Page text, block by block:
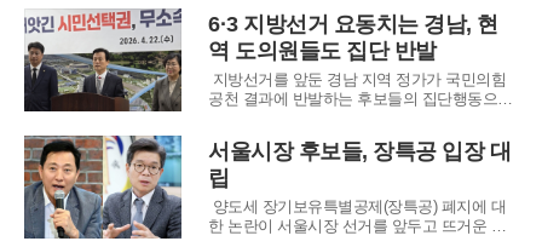
4개 전문 조사 기관의 공동 여론조사 결과에 따
르면, 현직 대통령의 국정 운영을 긍정적으로
평가한 응답은 69%에 달하는 것으로 나타났
다. 이는 지난달 말부터 시작된 상승세가 꺾이
6·3 지방선거 요동치는 경남, 현
역 도의원들도 집단 반발
지방선거를 앞둔 경남 지역 정가가 국민의힘
공천 결과에 반발하는 후보들의 집단행동으로
수 진영의 핵심 텃밭으로 꼽히는 이곳에서 공
천 배제된 현직 단체장들과 예비후보들이 무소
속 출마와 법적 대응이라는 배수진을 치면서
여권 내 분열이 가속화되는 양상이다. 특히 공
천 과정
서울시장 후보들, 장특공 입장 대
립
양도세 장기보유특별공제(장특공) 폐지에 대
한 논란이 서울시장 선거를 앞두고 뜨거운 이